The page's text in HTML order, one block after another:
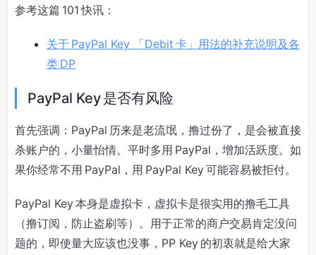
参考这篇 101 快讯：
关于 PayPal Key 「Debit 卡」用法的补充说明及各
类 DP
PayPal Key 是否有风险
首先强调：PayPal 历来是老流氓，撸过份了，是会被直接
杀账户的，小量怡情。平时多用 PayPal，增加活跃度。如
果你经常不用 PayPal，用 PayPal Key 可能容易被拒付。
PayPal Key 本身是虚拟卡，虚拟卡是很实用的撸毛工具
（撸订阅，防止盗刷等）。用于正常的商户交易肯定没问
题的，即使量大应该也没事，PP Key 的初衷就是给大家